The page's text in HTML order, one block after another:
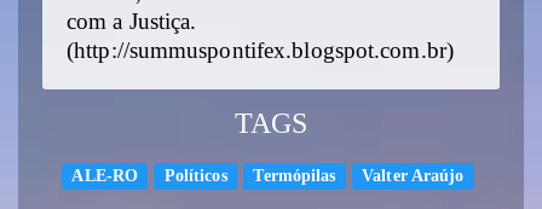
com a Justiça.
(http://summuspontifex.blogspot.com.br)
TAGS
ALE-RO Políticos Termópilas Valter Araújo